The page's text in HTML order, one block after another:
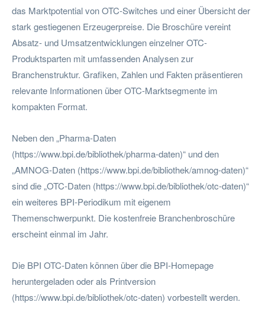
das Marktpotential von OTC-Switches und einer Übersicht der
stark gestiegenen Erzeugerpreise. Die Broschüre vereint
Absatz- und Umsatzentwicklungen einzelner OTC-
Produktsparten mit umfassenden Analysen zur
Branchenstruktur. Grafiken, Zahlen und Fakten präsentieren
relevante Informationen über OTC-Marktsegmente im
kompakten Format.
Neben den „Pharma-Daten
(https://www.bpi.de/bibliothek/pharma-daten)“ und den
„AMNOG-Daten (https://www.bpi.de/bibliothek/amnog-daten)“
sind die „OTC-Daten (https://www.bpi.de/bibliothek/otc-daten)“
ein weiteres BPI-Periodikum mit eigenem
Themenschwerpunkt. Die kostenfreie Branchenbroschüre
erscheint einmal im Jahr.
Die BPI OTC-Daten können über die BPI-Homepage
heruntergeladen oder als Printversion
(https://www.bpi.de/bibliothek/otc-daten) vorbestellt werden.